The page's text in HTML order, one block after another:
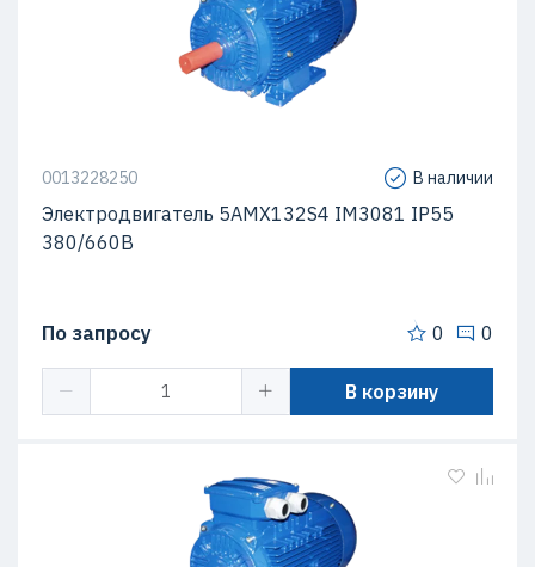
0013228250 В наличии
Электродвигатель 5АМХ132S4 IM3081 IP55
380/660В
По запросу 0 0
В корзину